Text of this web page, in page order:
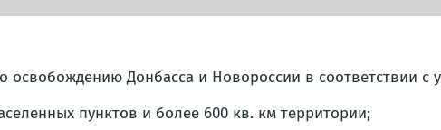
Донбасса и Новороссии в соответствии с
пунктов и более 600 кв. км территории;